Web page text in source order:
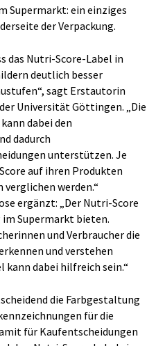
Supermarkt: ein einziges
der Verpackung.
das Nutri-Score-Label in
deutlich besser
sagt Erstautorin
Universität Göttingen. „Die
dabei den
dadurch
unterstützen. Je
auf ihren Produkten
werden.“
ergänzt: „Der Nutri-Score
Supermarkt bieten.
und Verbraucher die
und verstehen
kann dabei hilfreich sein.“
die Farbgestaltung
für die
für Kaufentscheidungen